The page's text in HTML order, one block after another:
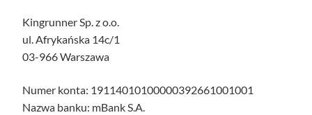
Koszyk
Kingrunner Sp. z o.o.
ul. Afrykańska 14c/1
03-966 Warszawa
Numer konta: 19114010100000392661001001
Nazwa banku: mBank S.A.